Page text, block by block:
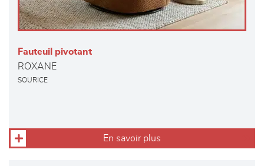
Fauteuil pivotant
ROXANE
SOURICE
En savoir plus